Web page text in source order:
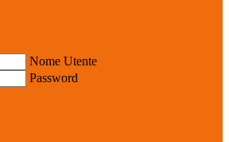
Nome Utente
Password